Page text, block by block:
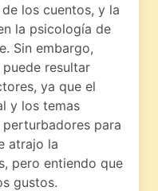
los cuentos, y la
la psicología de
Sin embargo,
resultar
ya que el
y los temas
para
atrajo la
pero entiendo que
gustos.